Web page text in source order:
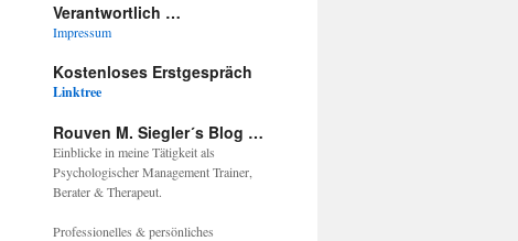
Verantwortlich …
Impressum
Kostenloses Erstgespräch
Linktree
Rouven M. Siegler´s Blog …
Einblicke in meine Tätigkeit als
Psychologischer Management Trainer,
Berater & Therapeut.
Professionelles & persönliches